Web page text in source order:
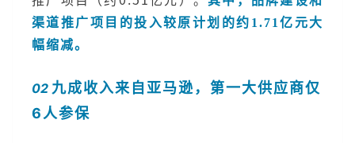
渠道推广项目的投入较原计划的约1.71亿元大
幅缩减。
02 九成收入来自亚马逊，第一大供应商仅
6人参保